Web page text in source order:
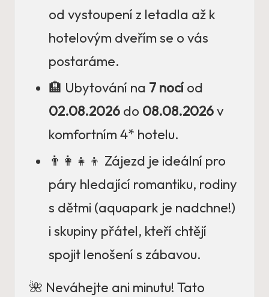
od vystoupení z letadla až k
hotelovým dveřím se o vás
postaráme.
🏨 Ubytování na 7 nocí od
02.08.2026 do 08.08.2026v
komfortním 4* hotelu.
👨‍👩‍👧‍👦 Zájezd je ideální pro
páry hledající romantiku, rodiny
s dětmi (aquapark je nadchne!)
i skupiny přátel, kteří chtějí
spojit lenošení s zábavou.
🌺 Neváhejte ani minutu! Tato